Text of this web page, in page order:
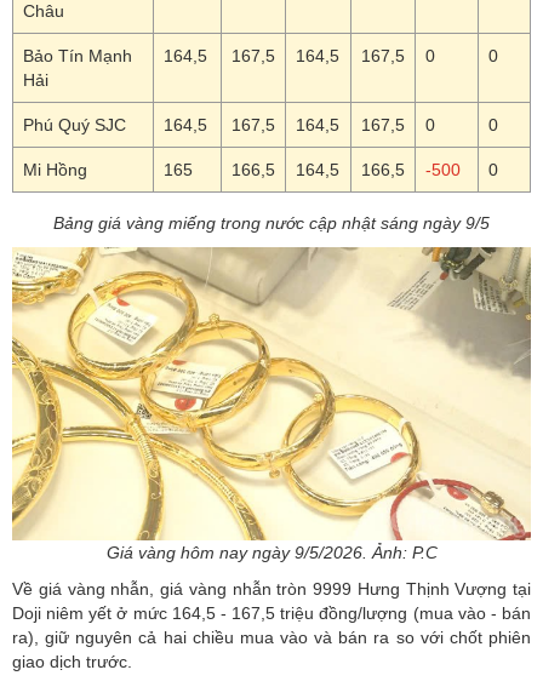
Châu
Bảo Tín Mạnh
Hải
164,5 167,5 164,5 167,5 0 0
Phú Quý SJC 164,5 167,5 164,5 167,5 0 0
Mi Hồng 165 166,5 164,5 166,5 -500 0
Bảng giá vàng miếng trong nước cập nhật sáng ngày 9/5
Giá vàng hôm nay ngày 9/5/2026. Ảnh: P.C
Về giá vàng nhẫn , giá vàng nhẫn tròn 9999 Hưng Thịnh Vượng tại
Doji niêm yết ở mức 164,5 - 167,5 triệu đồng/lượng (mua vào - bán
ra), giữ nguyên cả hai chiều mua vào và bán ra so với chốt phiên
giao dịch trước.